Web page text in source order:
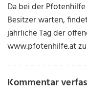
Da bei der
Besitzer warten,
jährliche Tag der
www.pfotenhilfe.at
Kommentar